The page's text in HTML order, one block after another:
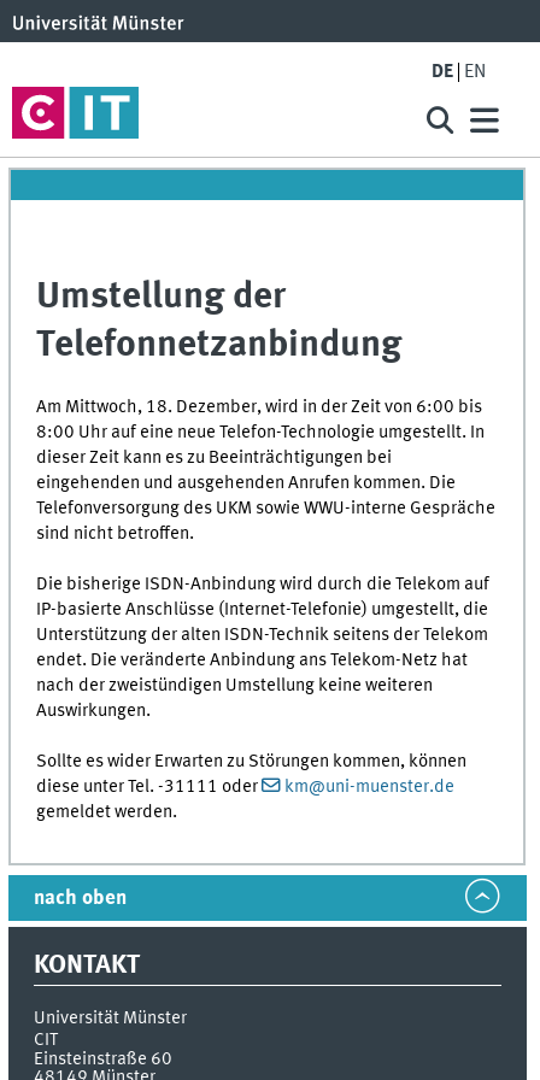
DE EN
Umstellung der
Telefonnetzanbindung
Am Mittwoch, 18. Dezember, wird in der Zeit von 6:00 bis
8:00 Uhr auf eine neue Telefon-Technologie umgestellt. In
dieser Zeit kann es zu Beeinträchtigungen bei
eingehenden und ausgehenden Anrufen kommen. Die
Telefonversorgung des UKM sowie WWU-interne Gespräche
sind nicht betroffen.
Die bisherige ISDN-Anbindung wird durch die Telekom auf
IP-basierte Anschlüsse (Internet-Telefonie) umgestellt, die
Unterstützung der alten ISDN-Technik seitens der Telekom
endet. Die veränderte Anbindung ans Telekom-Netz hat
nach der zweistündigen Umstellung keine weiteren
Auswirkungen.
Sollte es wider Erwarten zu Störungen kommen, können
diese unter Tel. -31111 oder
km@uni-muenster.de
gemeldet werden.
nach oben
KONTAKT
Universität Münster
CIT
Einsteinstraße 60